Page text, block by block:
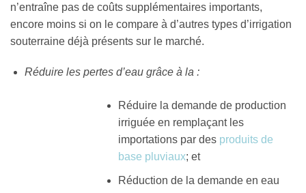
n’entraîne pas de coûts supplémentaires importants,
encore moins si on le compare à d’autres types d’irrigation
souterraine déjà présents sur le marché.
Réduire les pertes d’eau grâce à la :
Réduire la demande de production
irriguée en remplaçant les
importations par des produits de
base pluviaux; et
Réduction de la demande en eau